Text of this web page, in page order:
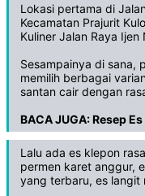
Lokasi pertama di
Kecamatan Prajurit
Kuliner Jalan Raya Ijen
Sesampainya di sana,
memilih berbagai
santan cair dengan
BACA JUGA:Resep
Lalu ada es klepon
permen karet anggur,
yang terbaru, es langit